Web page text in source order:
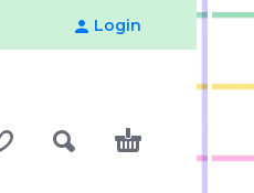
Login